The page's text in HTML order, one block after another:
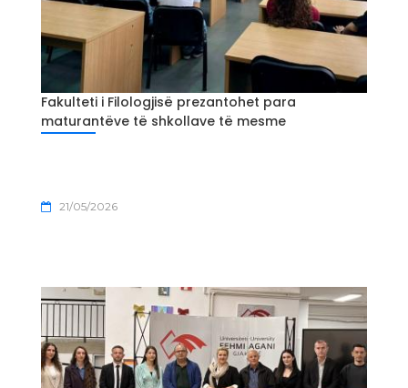
Fakulteti i Filologjisë prezantohet para
maturantëve të shkollave të mesme
21/05/2026